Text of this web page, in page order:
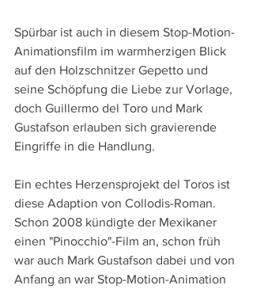
Spürbar ist auch in diesem Stop-Motion-
Animationsfilm im warmherzigen Blick
auf den Holzschnitzer Gepetto und
seine Schöpfung die Liebe zur Vorlage,
doch Guillermo del Toro und Mark
Gustafson erlauben sich gravierende
Eingriffe in die Handlung.
Ein echtes Herzensprojekt del Toros ist
diese Adaption von Collodis-Roman.
Schon 2008 kündigte der Mexikaner
einen "Pinocchio"-Film an, schon früh
war auch Mark Gustafson dabei und von
Anfang an war Stop-Motion-Animation